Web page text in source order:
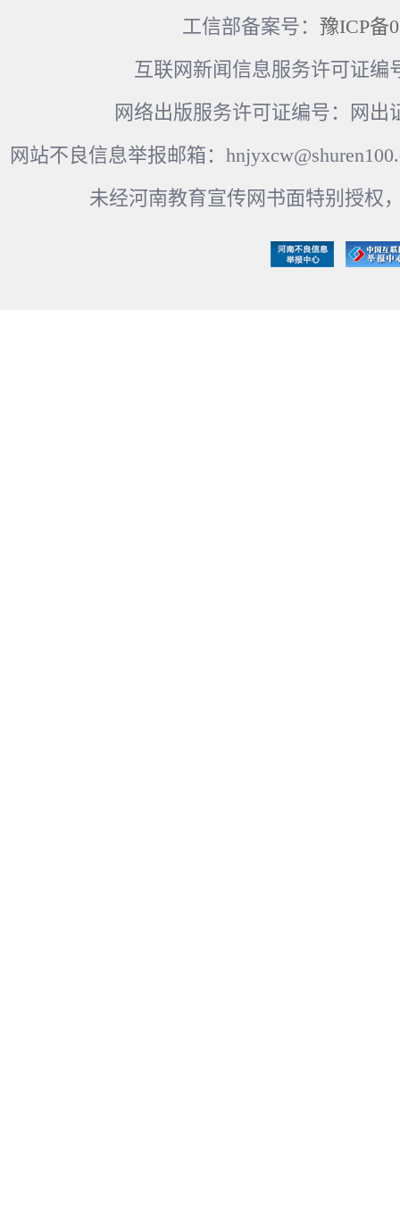
工信部备案号： 豫ICP备
互联网新闻信息服务许可证编
网络出版服务许可证编号：网出
网站不良信息举报邮箱：
未经河南教育宣传网书面特别授权